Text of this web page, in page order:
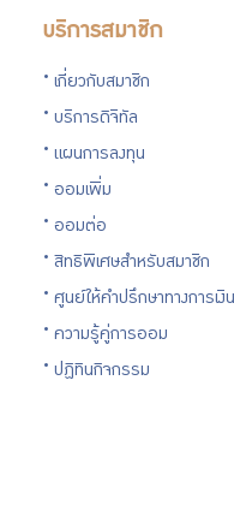
บริการสมาชิก
เกี่ยวกับสมาชิก
บริการดิจิทัล
แผนการลงทุน
ออมเพิ่ม
ออมต่อ
สิทธิพิเศษสำหรับสมาชิก
ศูนย์ให้คำปรึกษาทางการเงิน
ความรู้คู่การออม
ปฏิทินกิจกรรม